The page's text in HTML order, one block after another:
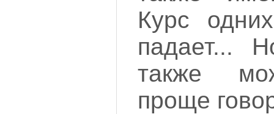
Курс
падает...
также
проще